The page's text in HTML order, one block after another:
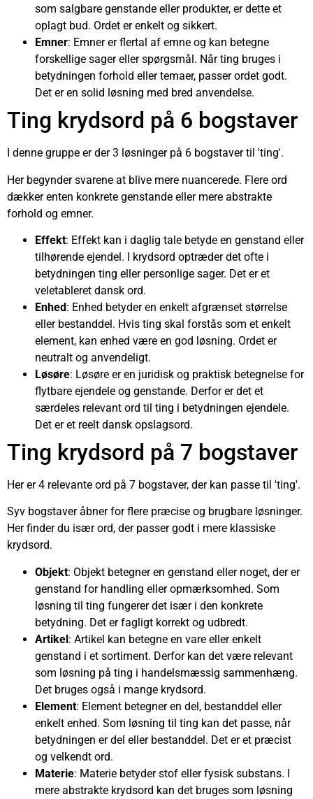
som salgbare genstande eller produkter, er dette et
oplagt bud. Ordet er enkelt og sikkert.
Emner: Emner er flertal af emne og kan betegne
forskellige sager eller spørgsmål. Når ting bruges i
betydningen forhold eller temaer, passer ordet godt.
Det er en solid løsning med bred anvendelse.
Ting krydsord på 6 bogstaver
I denne gruppe er der 3 løsninger på 6 bogstaver til 'ting'.
Her begynder svarene at blive mere nuancerede. Flere ord
dækker enten konkrete genstande eller mere abstrakte
forhold og emner.
Effekt: Effekt kan i daglig tale betyde en genstand eller
tilhørende ejendel. I krydsord optræder det ofte i
betydningen ting eller personlige sager. Det er et
veletableret dansk ord.
Enhed: Enhed betyder en enkelt afgrænset størrelse
eller bestanddel. Hvis ting skal forstås som et enkelt
element, kan enhed være en god løsning. Ordet er
neutralt og anvendeligt.
Løsøre: Løsøre er en juridisk og praktisk betegnelse for
flytbare ejendele og genstande. Derfor er det et
særdeles relevant ord til ting i betydningen ejendele.
Det er et reelt dansk opslagsord.
Ting krydsord på 7 bogstaver
Her er 4 relevante ord på 7 bogstaver, der kan passe til 'ting'.
Syv bogstaver åbner for flere præcise og brugbare løsninger.
Her finder du især ord, der passer godt i mere klassiske
krydsord.
Objekt: Objekt betegner en genstand eller noget, der er
genstand for handling eller opmærksomhed. Som
løsning til ting fungerer det især i den konkrete
betydning. Det er fagligt korrekt og udbredt.
Artikel: Artikel kan betegne en vare eller enkelt
genstand i et sortiment. Derfor kan det være relevant
som løsning på ting i handelsmæssig sammenhæng.
Det bruges også i mange krydsord.
Element: Element betegner en del, bestanddel eller
enkelt enhed. Som løsning til ting kan det passe, når
betydningen er del eller bestanddel. Det er et præcist
og velkendt ord.
Materie: Materie betyder stof eller fysisk substans. I
mere abstrakte krydsord kan det bruges som løsning